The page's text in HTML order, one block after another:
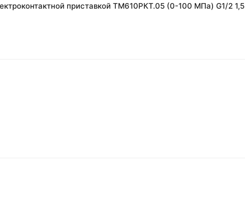
приставкой ТМ610РКТ.05 (0-100 МПа) G1/2 1,5